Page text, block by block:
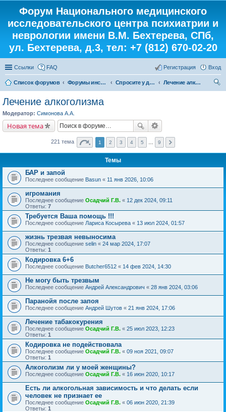
Форум Национального медицинского
исследовательского центра психиатрии и
неврологии имени В.М. Бехтерева, СПб,
ул. Бехтерева, д.3, тел: +7 (812) 670-02-20
Ссылки FAQ Вход
Регистрация
Список форумов Форумы института Спросите у доктора
Лечение алкоголизма
Лечение алкоголизма
Модератор: Симонова А.А.
Новая тема
221 тема 1 2 3 4 5 9
Темы
БАР и запой
Последнее сообщение Basun « 11 янв 2026, 10:06
игромания
Последнее сообщение Осадчий Г.В. « 12 дек 2024, 09:11
Ответы: 7
Требуется Ваша помощь !!!
Последнее сообщение Лариса Косырева « 13 июл 2024, 01:57
жизнь трезвая невыносима
Последнее сообщение selin « 24 мар 2024, 17:07
Ответы: 1
Кодировка 6+6
Последнее сообщение Butcher6512 « 14 фев 2024, 14:30
Не могу быть трезвым
Последнее сообщение Андрей Александрович « 28 янв 2024, 03:06
Паранойя после запоя
Последнее сообщение Андрей Шутов « 21 янв 2024, 17:06
Лечение табакокурения
Последнее сообщение Осадчий Г.В. « 25 июл 2023, 12:23
Ответы: 1
Кодировка не подействовала
Последнее сообщение Осадчий Г.В. « 09 ноя 2021, 09:07
Ответы: 1
Алкоголизм ли у моей женщины?
Последнее сообщение Осадчий Г.В. « 16 июн 2020, 10:17
Есть ли алкогольная зависимость и что делать если
человек не признает ее
Последнее сообщение Осадчий Г.В. « 06 июн 2020, 21:39
Ответы: 1